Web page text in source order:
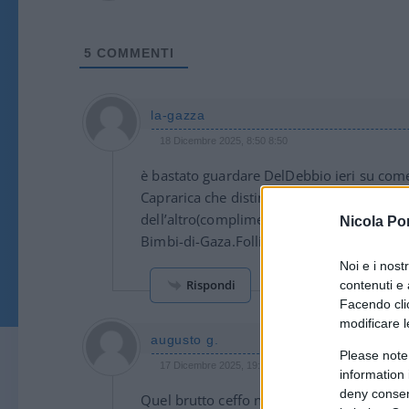
Nicola
Noi e i
contenuti e
Facendo
modificare
Please
information
deny
5 COMMENTI
la-gazza
18 Dicembre 2025, 8:50 8:50
è bastato guardare DelDebbio ieri su
Caprarica che distingueva islm radicale
dell’altro(complimenti a chgi l’ha
Bimbi-di-Gaza.Follia pura
Rispondi
augusto g.
17 Dicembre 2025, 19:26 19:26
Quel brutto ceffo non avrebbe dovuto